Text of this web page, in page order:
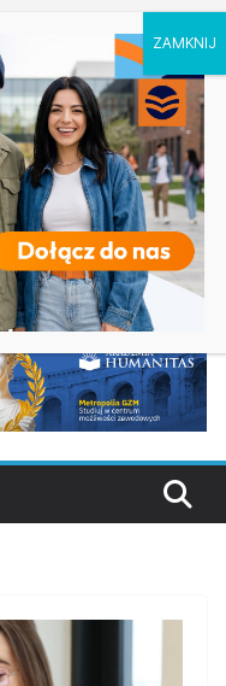
i wczesnoszkolna w
na Uniwersytecie
informacji w